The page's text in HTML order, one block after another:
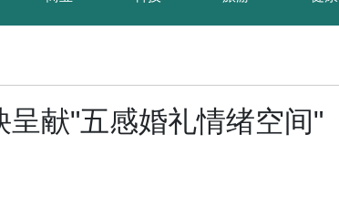
献"五感婚礼情绪空间"